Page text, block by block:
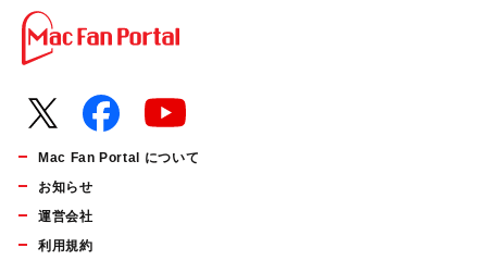
Mac Fan Portal について
お知らせ
運営会社
利用規約